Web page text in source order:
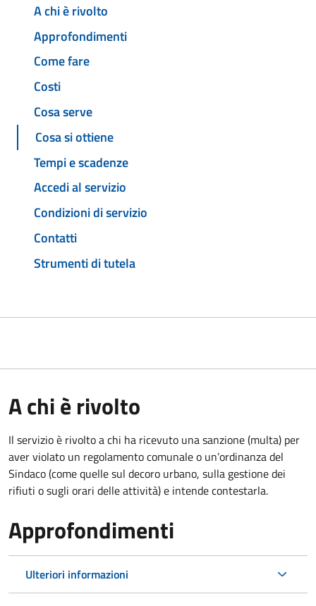
A chi è rivolto
Approfondimenti
Come fare
Costi
Cosa serve
Cosa si ottiene
Tempi e scadenze
Accedi al servizio
Condizioni di servizio
Contatti
Strumenti di tutela
A chi è rivolto
Il servizio è rivolto a chi ha ricevuto una sanzione (multa) per
aver violato un regolamento comunale o un’ordinanza del
Sindaco (come quelle sul decoro urbano, sulla gestione dei
rifiuti o sugli orari delle attività) e intende contestarla.
Approfondimenti
Ulteriori informazioni